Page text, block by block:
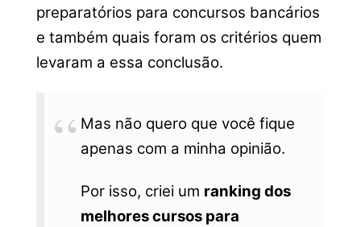
preparatórios para concursos bancários
e também quais foram os critérios quem
levaram a essa conclusão.
Mas não quero que você fique
apenas com a minha opinião.
Por isso, criei um ranking dos
melhores cursos para